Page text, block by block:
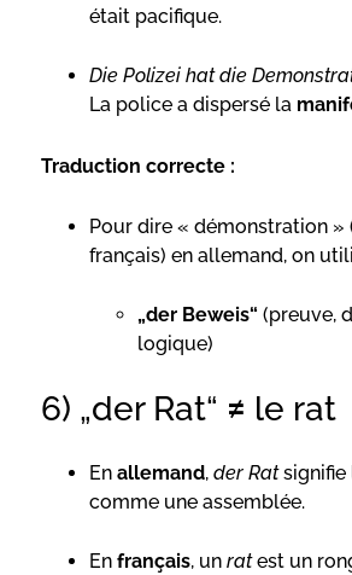
était pacifique.
Die Polizei hat die
La police a dispersé la
Traduction correcte :
Pour dire « démonstration »
français) en allemand, on
„der Beweis“ (preuve,
logique)
6) „der Rat“ ≠ le rat
En allemand, der Ratsignifie
comme une assemblée.
En français, un ratest un